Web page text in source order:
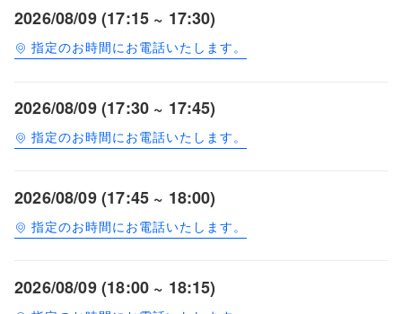
2026/08/09 (17:15 ~ 17:30)
指定のお時間にお電話いたします。
2026/08/09 (17:30 ~ 17:45)
指定のお時間にお電話いたします。
2026/08/09 (17:45 ~ 18:00)
指定のお時間にお電話いたします。
2026/08/09 (18:00 ~ 18:15)